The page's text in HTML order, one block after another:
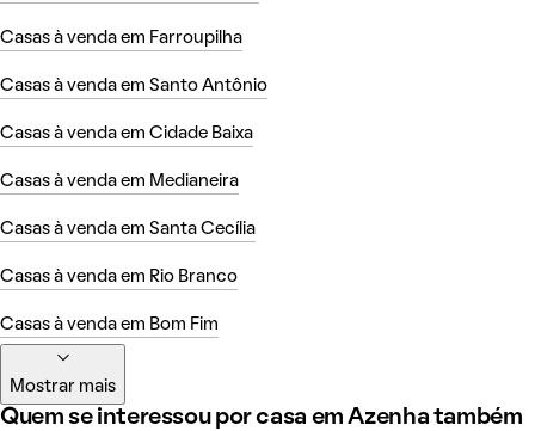
Casas à venda em Farroupilha
Casas à venda em Santo Antônio
Casas à venda em Cidade Baixa
Casas à venda em Medianeira
Casas à venda em Santa Cecília
Casas à venda em Rio Branco
Casas à venda em Bom Fim
Mostrar mais
Quem se interessou por casa em Azenha também